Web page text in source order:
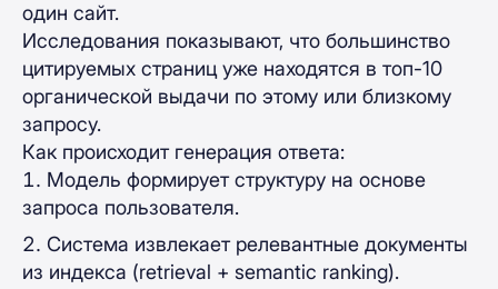
один сайт.
Исследования показывают, что большинство
цитируемых страниц уже находятся в топ-10
органической выдачи по этому или близкому
запросу.
Как происходит генерация ответа:
Модель формирует структуру на основе
запроса пользователя.
Система извлекает релевантные документы
из индекса (retrieval + semantic ranking).